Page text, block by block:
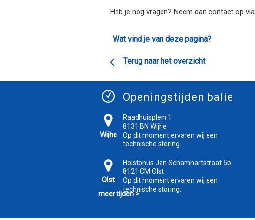
Heb je nog vragen? Neem dan contact op via
Wat vind je van deze pagina?
Terug naar het overzicht
Openingstijden balie
Wijhe
Raadhuisplein 1
8131 BN Wijhe
Op dit moment ervaren wij een
technische storing.
Olst
Holstohus Jan Schamhartstraat 5b
8121 CM Olst
Op dit moment ervaren wij een
technische storing.
meer tijden >